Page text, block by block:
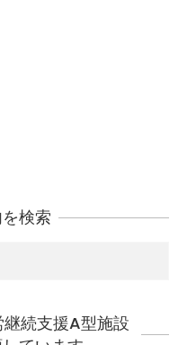
検索
続支援A型施設